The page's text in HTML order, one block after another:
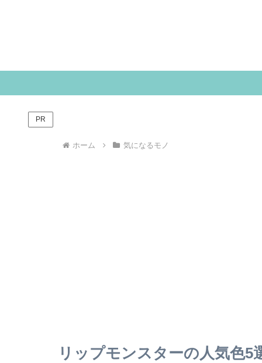
PR
ホーム 気になるモノ
リップモンスターの人気色